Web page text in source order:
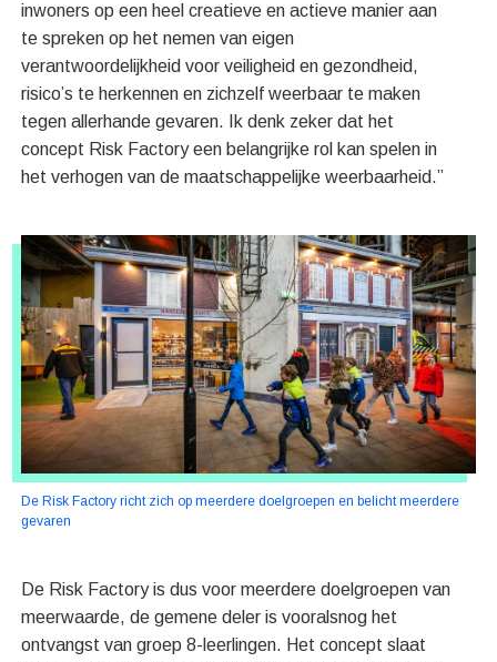
inwoners op een heel creatieve en actieve manier aan
te spreken op het nemen van eigen
verantwoordelijkheid voor veiligheid en gezondheid,
risico’s te herkennen en zichzelf weerbaar te maken
tegen allerhande gevaren. Ik denk zeker dat het
concept Risk Factory een belangrijke rol kan spelen in
het verhogen van de maatschappelijke weerbaarheid.”
De Risk Factory richt zich op meerdere doelgroepen en belicht meerdere
gevaren
De Risk Factory is dus voor meerdere doelgroepen van
meerwaarde, de gemene deler is vooralsnog het
ontvangst van groep 8-leerlingen. Het concept slaat